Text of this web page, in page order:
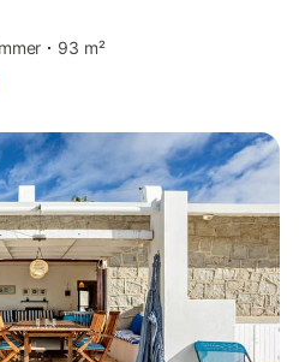
93 m²